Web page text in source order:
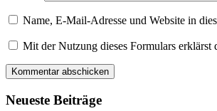
Name, E-Mail-Adresse und Website in
Mit der Nutzung dieses Formulars
Neueste Beiträge